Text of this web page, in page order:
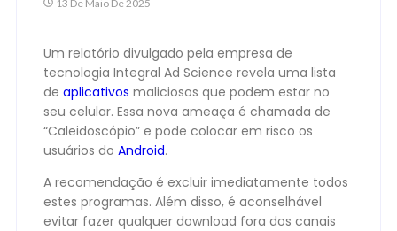
13 De Maio De 2025
Um relatório divulgado pela empresa de
tecnologia Integral Ad Science revela uma lista
de aplicativos maliciosos que podem estar no
seu celular. Essa nova ameaça é chamada de
“Caleidoscópio” e pode colocar em risco os
usuários do Android.
A recomendação é excluir imediatamente todos
estes programas. Além disso, é aconselhável
evitar fazer qualquer download fora dos canais